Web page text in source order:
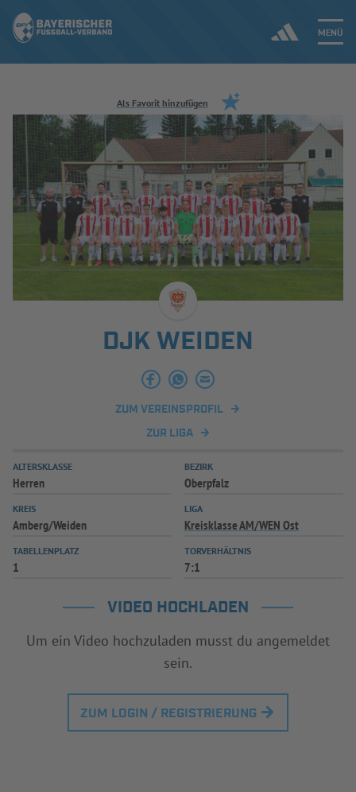
MENÜ
Jetzt einloggen
ERGEBNISSE & WETTBEWERBE
NEUIGKEITEN
SPIELBETRIEB & VERBANDSLEBEN
AUSBILDUNG & FÖRDERUNG
INFOTHEK SPIELPLUS
Als Favorit hinzufügen
DJK WEIDEN
ZUM VEREINSPROFIL
ZUR LIGA
ALTERSKLASSE
Herren
BEZIRK
Oberpfalz
KREIS
Amberg/Weiden
LIGA
Kreisklasse AM/WEN Ost
TABELLENPLATZ
1
TORVERHÄLTNIS
7:1
VIDEO HOCHLADEN
Um ein Video hochzuladen musst du angemeldet
sein.
ZUM LOGIN / REGISTRIERUNG